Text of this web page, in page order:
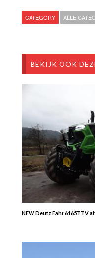
CATEGORY ALLE
BEKIJK OOK
NEW Deutz Fahr 6165TTV